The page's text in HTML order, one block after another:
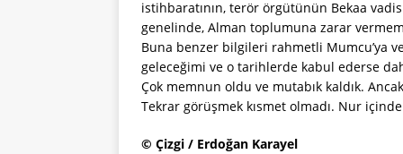
istihbaratının, terör örgütünün Bekaa
genelinde, Alman toplumuna zarar
Buna benzer bilgileri rahmetli Mumcu’ya
geleceğimi ve o tarihlerde kabul ederse
Çok memnun oldu ve mutabık kaldık.
Tekrar görüşmek kısmet olmadı. Nur
© Çizgi / Erdoğan Karayel